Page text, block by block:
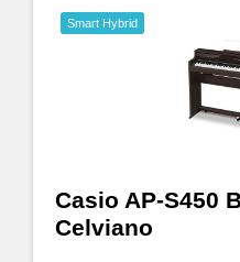
Smart Hybrid
Casio AP-S450
Celviano